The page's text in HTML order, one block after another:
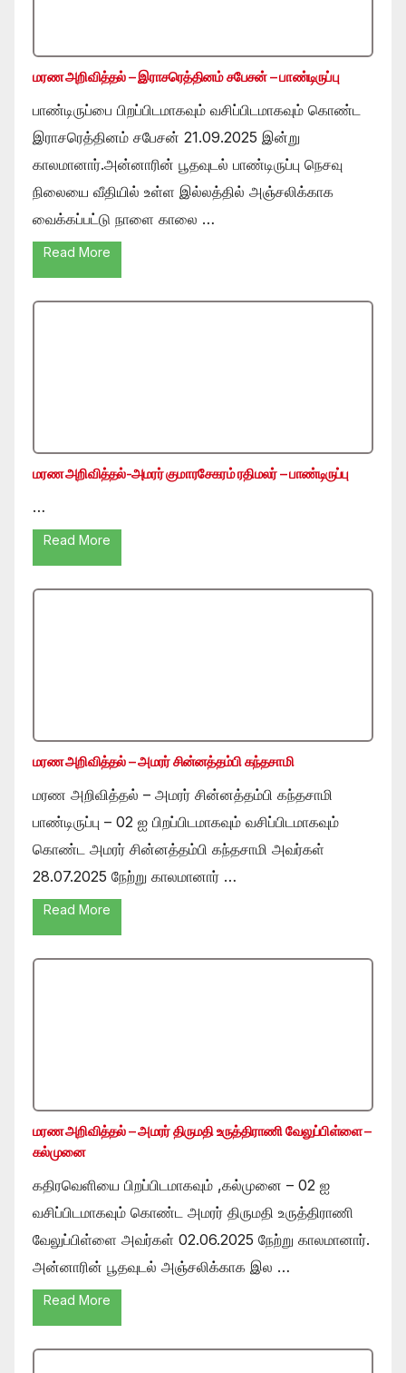
மரண அறிவித்தல் – இராசரெத்தினம் சபேசன் – பாண்டிருப்பு
பாண்டிருப்பை பிறப்பிடமாகவும் வசிப்பிடமாகவும் கொண்ட
இராசரெத்தினம் சபேசன் 21.09.2025 இன்று
காலமானார்.அன்னாரின் பூதவுடல் பாண்டிருப்பு நெசவு
நிலையை வீதியில் உள்ள இல்லத்தில் அஞ்சலிக்காக
வைக்கப்பட்டு நாளை காலை …
Read More
மரண அறிவித்தல்-அமரர் குமாரசேகரம் ரதிமலர் – பாண்டிருப்பு
…
Read More
மரண அறிவித்தல் – அமரர் சின்னத்தம்பி கந்தசாமி
மரண அறிவித்தல் – அமரர் சின்னத்தம்பி கந்தசாமி
பாண்டிருப்பு – 02 ஐ பிறப்பிடமாகவும் வசிப்பிடமாகவும்
கொண்ட அமரர் சின்னத்தம்பி கந்தசாமி அவர்கள்
28.07.2025 நேற்று காலமானார் …
Read More
மரண அறிவித்தல் – அமரர் திருமதி உருத்திராணி வேலுப்பிள்ளை –
கல்முனை
கதிரவெளியை பிறப்பிடமாகவும் ,கல்முனை – 02 ஐ
வசிப்பிடமாகவும் கொண்ட அமரர் திருமதி உருத்திராணி
வேலுப்பிள்ளை அவர்கள் 02.06.2025 நேற்று காலமானார்.
அன்னாரின் பூதவுடல் அஞ்சலிக்காக இல …
Read More